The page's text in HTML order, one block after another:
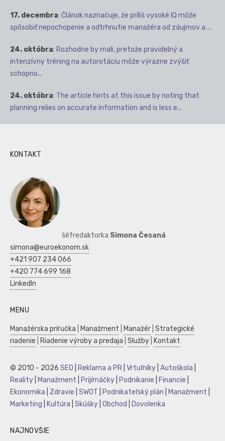
17. decembra: Článok naznačuje, že príliš vysoké IQ môže
spôsobiť nepochopenie a odtrhnutie manažéra od záujmov a ...
24. októbra: Rozhodne by mali, pretože pravidelný a
intenzívny tréning na autorotáciu môže výrazne zvýšiť
schopno...
24. októbra: The article hints at this issue by noting that
planning relies on accurate information and is less e...
KONTAKT
šéfredaktorka Simona Česaná
simona@euroekonom.sk
+421 907 234 066
+420 774 699 168
LinkedIn
MENU
Manažérska príručka Manažment Manažér Strategické
riadenie
Riadenie výroby a predaja Služby Kontakt
© 2010 - 2026 SEO Reklama a PR Vrtuľníky Autoškola
Reality
Manažment Prijímáčky Podnikanie Financie
Ekonomika
Zdravie SWOT Podnikateľský plán Manažment
Marketing
Kultúra Skúšky Obchod Dovolenka
NAJNOVŠIE